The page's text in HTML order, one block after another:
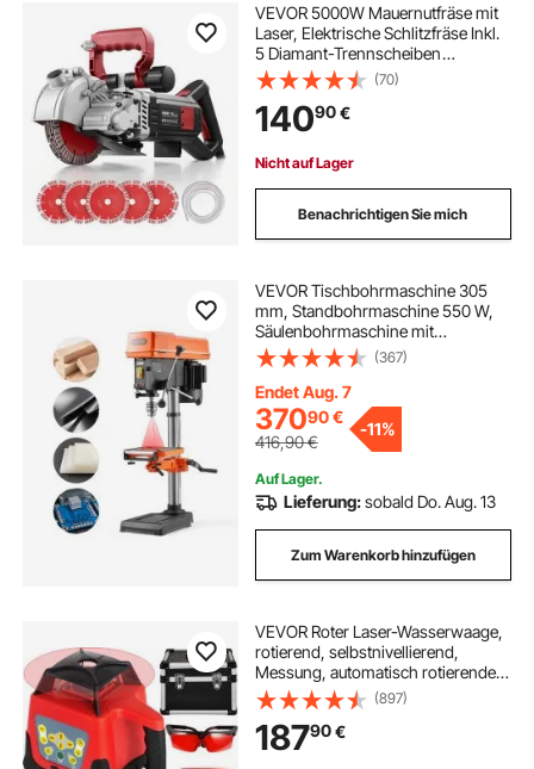
VEVOR 5000W Mauernutfräse mit
Laser, Elektrische Schlitzfräse Inkl.
5 Diamant-Trennscheiben
160x22,2x2,5mm, 5460 U/min
Schlitzmaschine mit Max. 40mm
Nutbreite & 50mm Nuttiefe,
Wandfräse für Baustellen
(70)
14090€
Nicht auf Lager
Benachrichtigen Sie mich
VEVOR Tischbohrmaschine 305
mm, Standbohrmaschine 550 W,
Säulenbohrmaschine mit
Drehzahlregelung 340–2200
U/min, Neigbarer Tisch 45°, Laser &
LED, Bohrmaschine für Holz- &
Metallbearbeitung
(367)
Endet Aug. 7
37090€
416,90€
-11%
Auf Lager.
Lieferung:sobald Do. Aug. 13
Zum Warenkorb hinzufügen
VEVOR Roter Laser-Wasserwaage,
rotierend, selbstnivellierend,
Messung, automatisch rotierender
roter Strahl, mit Empfänger,
Fernbedienung, Tragetasche
(897)
18790€